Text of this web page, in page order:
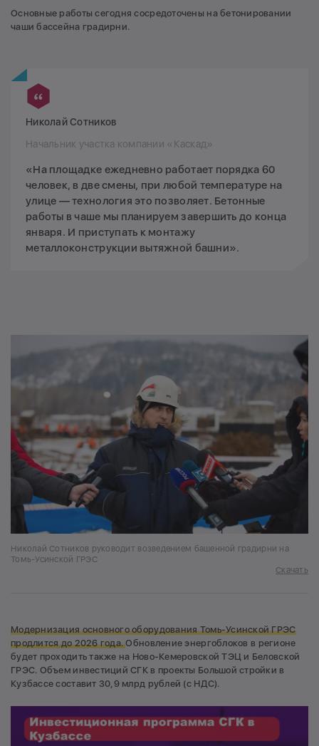
Основные работы сегодня сосредоточены на бетонировании
чаши бассейна градирни.
Николай Сотников
Начальник участка компании «Каскад»
«На площадке ежедневно работает порядка 60
человек, в две смены, при любой температуре на
улице — технология это позволяет. Бетонные
работы в чаше мы планируем завершить до конца
января. И приступать к монтажу
металлоконструкции вытяжной башни».
Николай Сотников руководит возведением башенной градирни на
Томь-Усинской ГРЭС
Скачать
Модернизация основного оборудования Томь-Усинской ГРЭС
продлится до 2026 года.Обновление энергоблоков в регионе
будет проходить также на Ново-Кемеровской ТЭЦ и Беловской
ГРЭС. Объем инвестиций СГК в проекты Большой стройки в
Кузбассе составит 30,9 млрд рублей (с НДС).